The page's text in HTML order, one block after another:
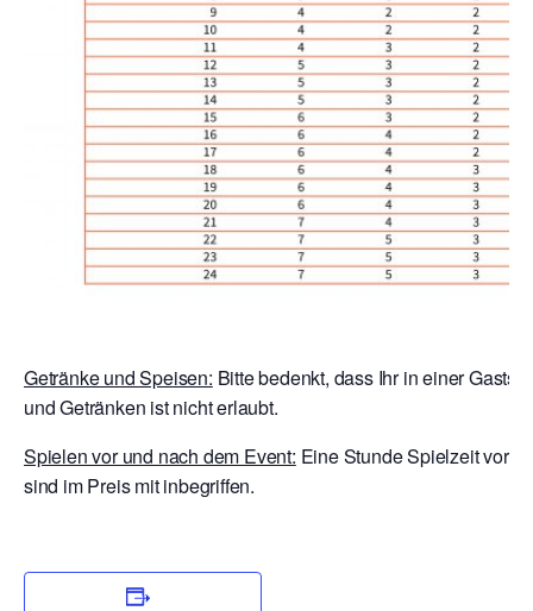
Getränke und Speisen: Bitte bedenkt, dass Ihr in einer
und Getränken ist nicht erlaubt.
Spielen vor und nach dem Event: Eine Stunde Spielzeit vor
sind im Preis mit inbegriffen.